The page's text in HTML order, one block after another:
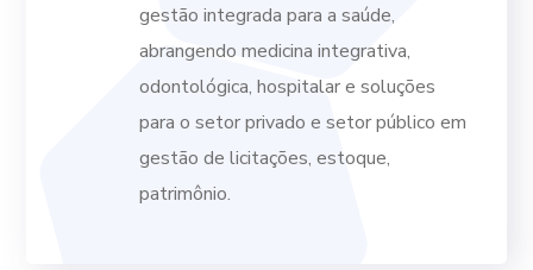
gestão integrada para a saúde,
abrangendo medicina integrativa,
odontológica, hospitalar e soluções
para o setor privado e setor público em
gestão de licitações, estoque,
patrimônio.